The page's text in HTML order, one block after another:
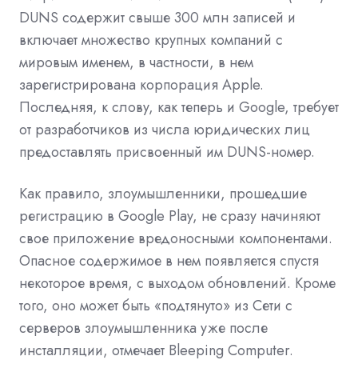
DUNS содержит свыше 300 млн записей и
включает множество крупных компаний с
мировым именем, в частности, в нем
зарегистрирована корпорация Apple.
Последняя, к слову, как теперь и Google, требует
от разработчиков из числа юридических лиц
предоставлять присвоенный им DUNS-номер.
Как правило, злоумышленники, прошедшие
регистрацию в Google Play, не сразу начиняют
свое приложение вредоносными компонентами.
Опасное содержимое в нем появляется спустя
некоторое время, с выходом обновлений. Кроме
того, оно может быть «подтянуто» из Сети с
серверов злоумышленника уже после
инсталляции, отмечает Bleeping Computer.